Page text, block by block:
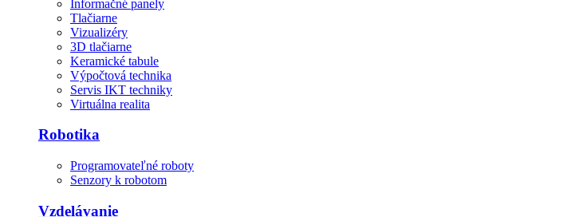
Informačné panely
Tlačiarne
Vizualizéry
3D tlačiarne
Keramické tabule
Výpočtová technika
Servis IKT techniky
Virtuálna realita
Robotika
Programovateľné roboty
Senzory k robotom
Vzdelávanie